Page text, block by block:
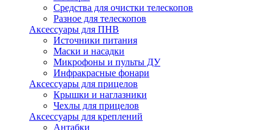
Средства для очистки телескопов
Разное для телескопов
Аксессуары для ПНВ
Источники питания
Маски и насадки
Микрофоны и пульты ДУ
Инфракрасные фонари
Аксессуары для прицелов
Крышки и наглазники
Чехлы для прицелов
Аксессуары для креплений
Антабки